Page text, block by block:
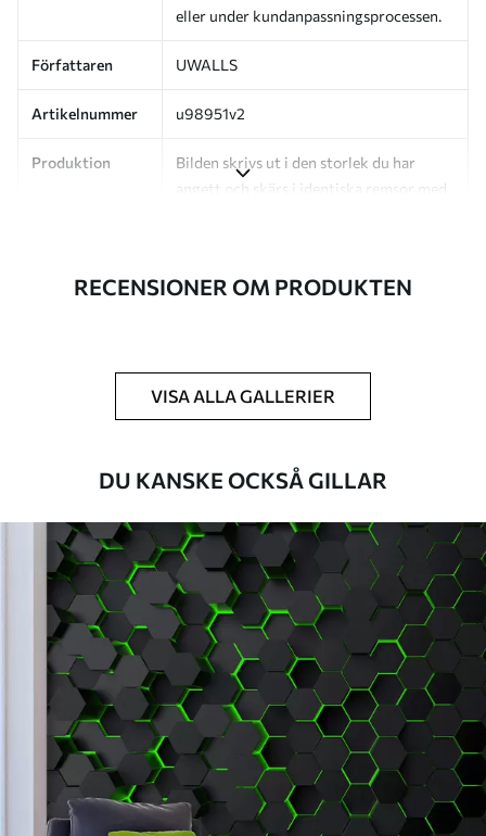
eller under kundanpassningsprocessen.
Författaren UWALLS
Artikelnummer u98951v2
Produktion
Bilden skrivs ut i den storlek du har
angett och skärs i identiska remsor med
tapetlim.
rengöras med vatten.
Standard
.33299 .00 /m²
Premium
.67379 .00Kr /m²
Premiumvinyl
725.00 435.00Kr
RECENSIONER OM PRODUKTEN
VISA ALLA GALLERIER
DU KANSKE OCKSÅ GILLAR